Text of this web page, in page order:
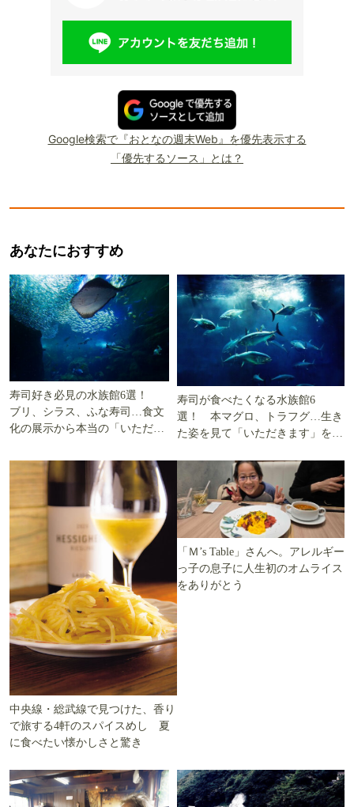
Google検索で『おとなの週末Web』を優先表示する
「優先するソース」とは？
あなたにおすすめ
寿司好き必見の水族館6選！
ブリ、シラス、ふな寿司…食文
化の展示から本当の「いただき
寿司が食べたくなる水族館6
選！ 本マグロ、トラフグ…生き
た姿を見て「いただきます」を考
中央線・総武線で見つけた、香り
で旅する4軒のスパイスめし 夏
に食べたい懐かしさと驚き
「Ｍ’s Table」さんへ。アレルギー
っ子の息子に人生初のオムライス
をありがとう